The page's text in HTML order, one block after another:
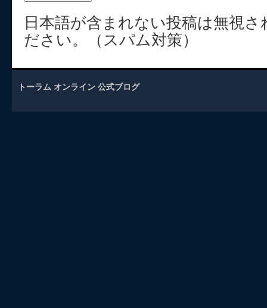
日本語が含まれない投稿は無視
ださい。（スパム対策）
トーラム オンライン 公式ブログ